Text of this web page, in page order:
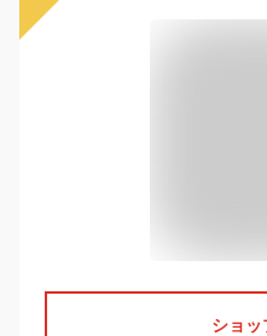
ショッ